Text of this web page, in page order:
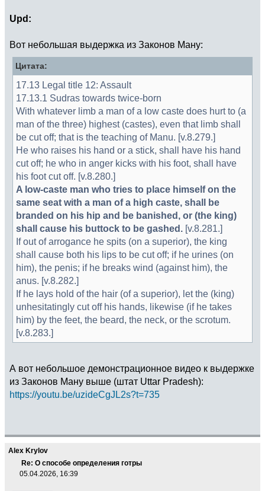
Upd:
Вот небольшая выдержка из Законов Ману:
Цитата:
17.13 Legal title 12: Assault
17.13.1 Sudras towards twice-born
With whatever limb a man of a low caste does hurt to (a
man of the three) highest (castes), even that limb shall
be cut off; that is the teaching of Manu. [v.8.279.]
He who raises his hand or a stick, shall have his hand
cut off; he who in anger kicks with his foot, shall have
his foot cut off. [v.8.280.]
A low-caste man who tries to place himself on the
same seat with a man of a high caste, shall be
branded on his hip and be banished, or (the king)
shall cause his buttock to be gashed. [v.8.281.]
If out of arrogance he spits (on a superior), the king
shall cause both his lips to be cut off; if he urines (on
him), the penis; if he breaks wind (against him), the
anus. [v.8.282.]
If he lays hold of the hair (of a superior), let the (king)
unhesitatingly cut off his hands, likewise (if he takes
him) by the feet, the beard, the neck, or the scrotum.
[v.8.283.]
А вот небольшое демонстрационное видео к выдержке
из Законов Ману выше (штат Uttar Pradesh):
https://youtu.be/uzideCgJL2s?t=735
Alex Krylov
Re: О способе определения готры
05.04.2026, 16:39